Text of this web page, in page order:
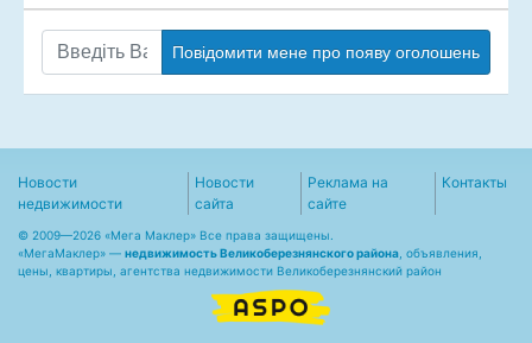
Повідомити мене про появу оголошень
Новости
недвижимости
Новости
сайта
Реклама на
сайте
Контакты
© 2009—2026 «Мега Маклер» Все права защищены.
«МегаМаклер» — недвижимость Великоберезнянского района , объявления,
цены, квартиры, агентства недвижимости Великоберезнянский район